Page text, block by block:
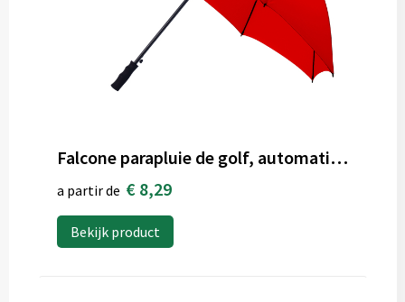
Falcone parapluie de golf, automatique, rés. au vent
a partir de € 8,29
Bekijk product